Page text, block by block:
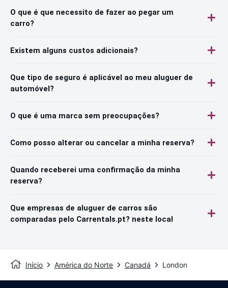
O que é que necessito de fazer ao pegar um
carro?
Existem alguns custos adicionais?
Que tipo de seguro é aplicável ao meu aluguer de
automóvel?
O que é uma marca sem preocupações?
Como posso alterar ou cancelar a minha reserva?
Quando receberei uma confirmação da minha
reserva?
Que empresas de aluguer de carros são
comparadas pelo Carrentals.pt? neste local
Início América do Norte Canadá London